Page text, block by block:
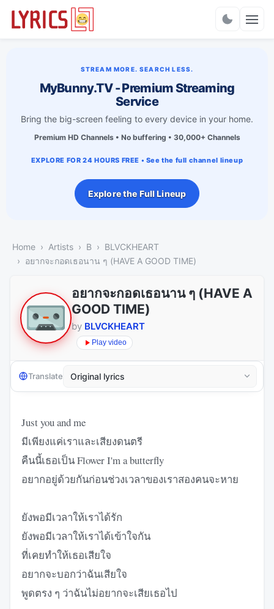
STREAM MORE. SEARCH LESS.
MyBunny.TV - Premium Streaming
Service
Bring the big-screen feeling to every device in your home.
Premium HD Channels • No buffering • 30,000+ Channels
EXPLORE FOR 24 HOURS FREE • See the full channel lineup
Explore the Full Lineup
Home Artists B
BLVCKHEART
อยากจะกอดเธอนาน ๆ (HAVE A GOOD TIME)
อยากจะกอดเธอนาน ๆ (HAVE A
GOOD TIME)
by BLVCKHEART
Play video
Translate
Just you and me
มีเพียงแค่เราและเสียงดนตรี
คืนนี้เธอเป็น Flower I'm a butterfly
อยากอยู่ด้วยกันก่อนช่วงเวลาของเราสองคนจะหาย
ยังพอมีเวลาให้เราได้รัก
ยังพอมีเวลาให้เราได้เข้าใจกัน
ที่เคยทำให้เธอเสียใจ
อยากจะบอกว่าฉันเสียใจ
พูดตรง ๆ ว่าฉันไม่อยากจะเสียเธอไป